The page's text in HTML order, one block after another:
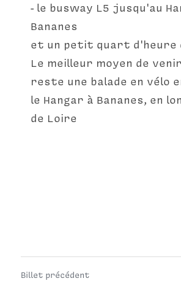
- le busway L5 jusqu'au
Bananes
et un petit quart d'heure
Le meilleur moyen de
reste une balade en vélo
le Hangar à Bananes, en
de Loire
Billet précédent